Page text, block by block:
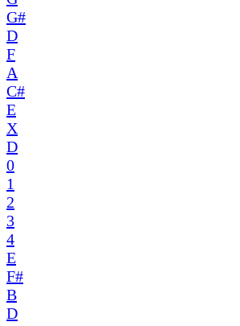
G#
D
F
A
C#
E
X
D
0
1
2
3
4
E
F#
B
D